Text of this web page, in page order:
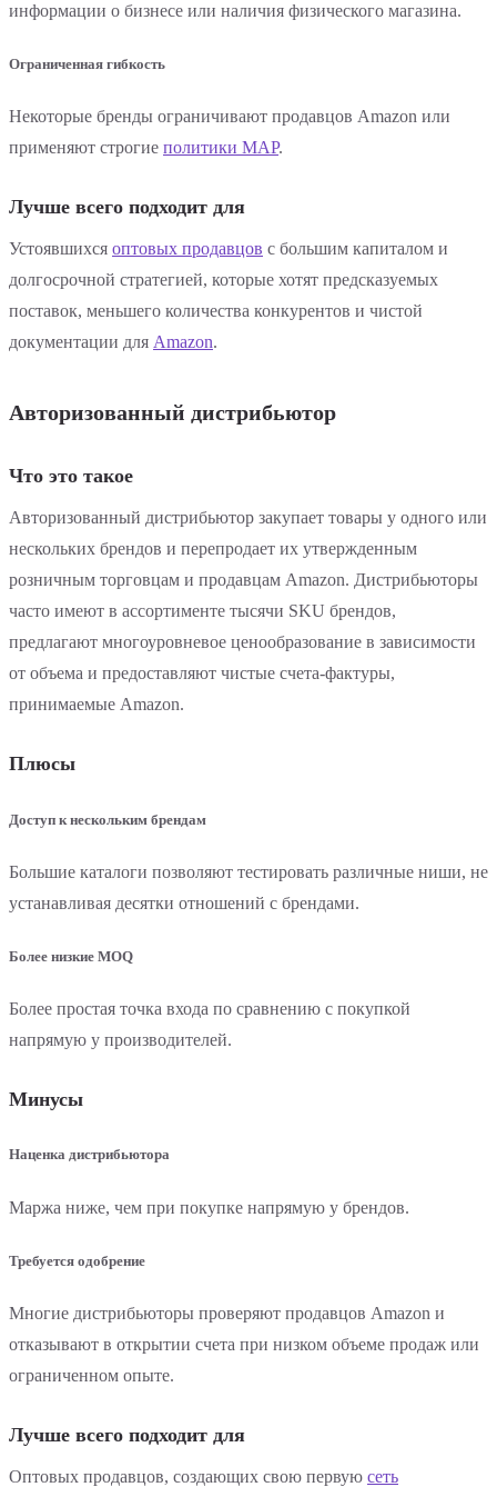
информации о бизнесе или наличия физического магазина.
Ограниченная гибкость
Некоторые бренды ограничивают продавцов Amazon или
применяют строгие политики MAP.
Лучше всего подходит для
Устоявшихся оптовых продавцов с большим капиталом и
долгосрочной стратегией, которые хотят предсказуемых
поставок, меньшего количества конкурентов и чистой
документации для Amazon.
Авторизованный дистрибьютор
Что это такое
Авторизованный дистрибьютор закупает товары у одного или
нескольких брендов и перепродает их утвержденным
розничным торговцам и продавцам Amazon. Дистрибьюторы
часто имеют в ассортименте тысячи SKU брендов,
предлагают многоуровневое ценообразование в зависимости
от объема и предоставляют чистые счета-фактуры,
принимаемые Amazon.
Плюсы
Доступ к нескольким брендам
Большие каталоги позволяют тестировать различные ниши, не
устанавливая десятки отношений с брендами.
Более низкие MOQ
Более простая точка входа по сравнению с покупкой
напрямую у производителей.
Минусы
Наценка дистрибьютора
Маржа ниже, чем при покупке напрямую у брендов.
Требуется одобрение
Многие дистрибьюторы проверяют продавцов Amazon и
отказывают в открытии счета при низком объеме продаж или
ограниченном опыте.
Лучше всего подходит для
Оптовых продавцов, создающих свою первую сеть